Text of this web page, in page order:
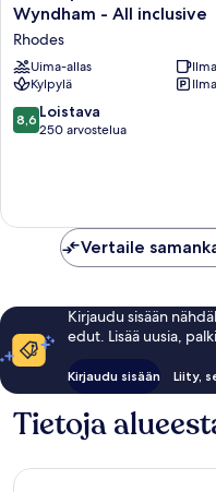
Imperial
Deluxe
Resort
&
Spa
Dolce
by
Rhodes
Wyndham - All inclusive
Rhodes
Uima-allas
Kylpylä
8.6
kautta
8,6 Loistava
250 arvostelua
Vertaile
Kirjaudu sisään
edut. Lisää uusia,
Kirjaudu sisään Liity,
Tietoja